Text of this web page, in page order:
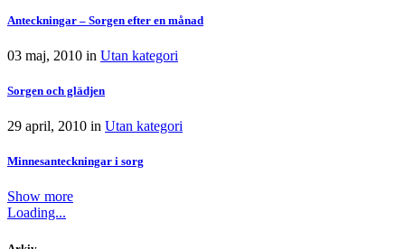
Anteckningar – Sorgen efter en månad
03 maj, 2010 in Utan kategori
Sorgen och glädjen
29 april, 2010 in Utan kategori
Minnesanteckningar i sorg
Show more
Loading...